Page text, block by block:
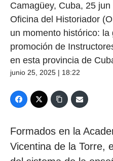
Camagüey, Cuba, 25
Oficina del Historiador
un momento histórico:
promoción de
en esta provincia de
junio 25, 2025 | 18:22
Formados en la
Vicentina de la Torre,